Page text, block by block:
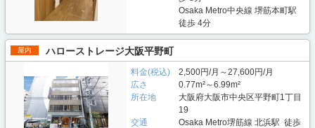
Osaka Metro中央線 堺筋本町駅
徒歩 4分
屋内 ハローストレージ大阪平野町
料金(税込)
2,500円/月～27,600円/月
広さ
0.77m²～6.99m²
所在地
大阪府大阪市中央区平野町1丁目
19
交通
Osaka Metro堺筋線 北浜駅 徒歩